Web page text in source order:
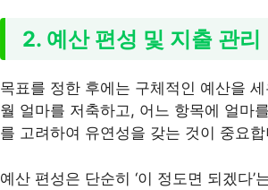
2. 예산 편성 및 지출 관리
목표를 정한 후에는 구체적인 예산을
월 얼마를 저축하고, 어느 항목에 얼마
를 고려하여 유연성을 갖는 것이 중요
예산 편성은 단순히 ‘이 정도면 되겠다